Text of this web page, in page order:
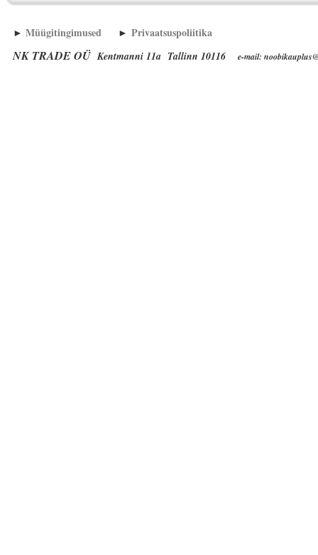
► Müügitingimused ► Privaatsuspoliitika
NK TRADE OÜ Kentmanni 11a Tallinn 10116 e-mail: